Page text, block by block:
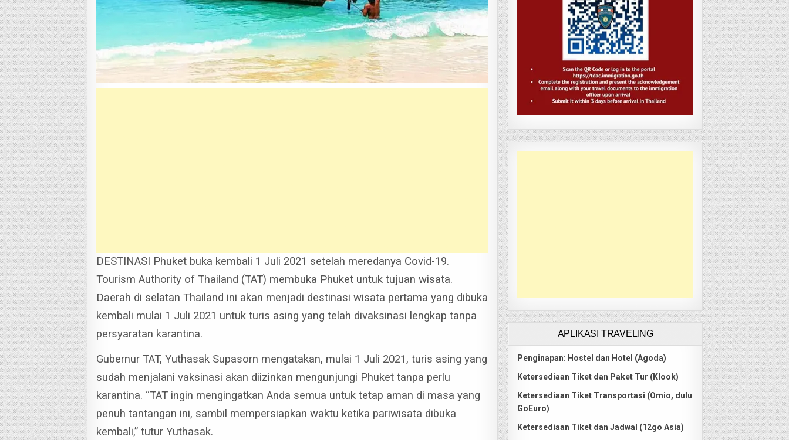
DESTINASI Phuket buka kembali 1 Juli 2021 setelah meredanya Covid-19.
Tourism Authority of Thailand (TAT) membuka Phuket untuk tujuan wisata.
Daerah di selatan Thailand ini akan menjadi destinasi wisata pertama yang dibuka
kembali mulai 1 Juli 2021 untuk turis asing yang telah divaksinasi lengkap tanpa
persyaratan karantina.
Gubernur TAT, Yuthasak Supasorn mengatakan, mulai 1 Juli 2021, turis asing yang
sudah menjalani vaksinasi akan diizinkan mengunjungi Phuket tanpa perlu
karantina. “TAT ingin mengingatkan Anda semua untuk tetap aman di masa yang
penuh tantangan ini, sambil mempersiapkan waktu ketika pariwisata dibuka
kembali,” tutur Yuthasak.
APLIKASI TRAVELING
Penginapan: Hostel dan Hotel (Agoda)
Ketersediaan Tiket dan Paket Tur (Klook)
Ketersediaan Tiket Transportasi (Omio, dulu
GoEuro)
Ketersediaan Tiket dan Jadwal (12go Asia)